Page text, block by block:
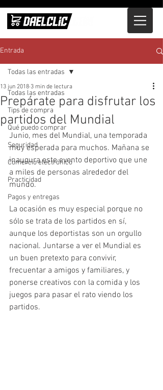
Entrada
Todas las entradas
Tips de compra
Qué puedo comprar
Seguridad
Comercio electrónico
Practicidad
Pagos y entregas
Todas las entradas
Prepárate para disfrutar los
partidos del Mundial
13 jun 2018 3 min de lectura
Junio, mes del Mundial, una temporada
muy esperada para muchos. Mañana se
inaugura este evento deportivo que une
a miles de personas alrededor del
mundo.
La ocasión es muy especial porque no
sólo se trata de los partidos en sí,
aunque los deportistas son un orgullo
nacional. Juntarse a ver el Mundial es
un buen pretexto para convivir,
frecuentar a amigos y familiares, y
ponerse creativos con la comida y los
juegos para pasar el rato viendo los
partidos.